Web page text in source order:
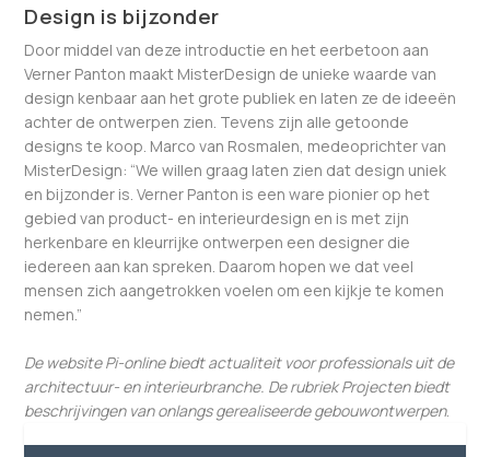
Design is bijzonder
Door middel van deze introductie en het eerbetoon aan
Verner Panton maakt MisterDesign de unieke waarde van
design kenbaar aan het grote publiek en laten ze de ideeën
achter de ontwerpen zien. Tevens zijn alle getoonde
designs te koop. Marco van Rosmalen, medeoprichter van
MisterDesign: “We willen graag laten zien dat design uniek
en bijzonder is. Verner Panton is een ware pionier op het
gebied van product- en interieurdesign en is met zijn
herkenbare en kleurrijke ontwerpen een designer die
iedereen aan kan spreken. Daarom hopen we dat veel
mensen zich aangetrokken voelen om een kijkje te komen
nemen.”
De website Pi-online biedt actualiteit voor professionals uit de
architectuur- en interieurbranche. De rubriek Projecten biedt
beschrijvingen van onlangs gerealiseerde gebouwontwerpen.